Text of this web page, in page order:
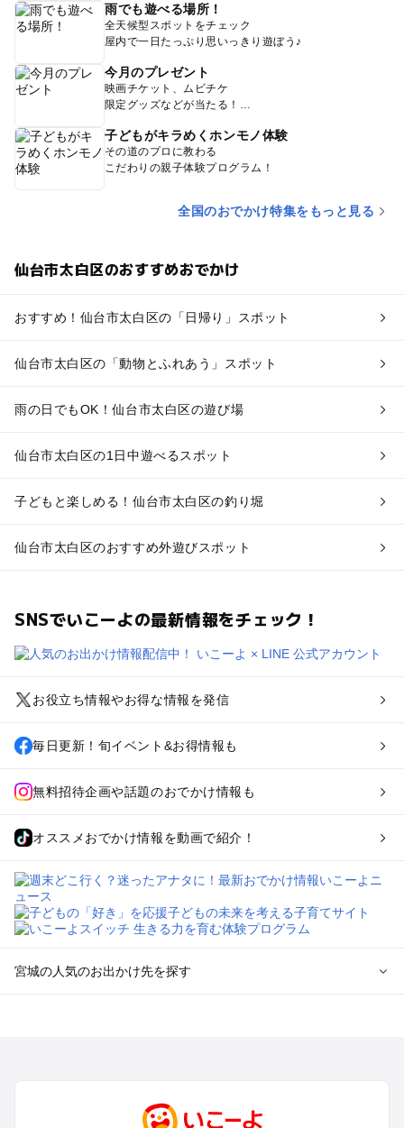
雨でも遊べる場所！
全天候型スポットをチェック
屋内で一日たっぷり思いっきり遊ぼう♪
今月のプレゼント
映画チケット、ムビチケ
限定グッズなどが当たる！
子どもがキラめくホンモノ体験
その道のプロに教わる
こだわりの親子体験プログラム！
全国のおでかけ特集をもっと見る
仙台市太白区のおすすめおでかけ
おすすめ！仙台市太白区の「日帰り」スポット
仙台市太白区の「動物とふれあう」スポット
雨の日でもOK！仙台市太白区の遊び場
仙台市太白区の1日中遊べるスポット
子どもと楽しめる！仙台市太白区の釣り堀
仙台市太白区のおすすめ外遊びスポット
SNSでいこーよの最新情報をチェック！
お役立ち情報やお得な情報を発信
毎日更新！旬イベント&お得情報も
無料招待企画や話題のおでかけ情報も
オススメおでかけ情報を動画で紹介！
宮城の人気のお出かけ先を探す
蔵王・白石のプールお出かけ